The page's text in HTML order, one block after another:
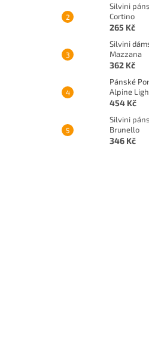
Silvini
Cortino
265 Kč
Silvini
Mazzana
362 Kč
Pánské
Alpine
454 Kč
Silvini
Brunello
346 Kč